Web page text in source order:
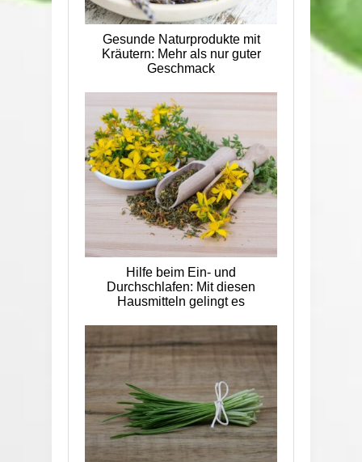
Gesunde Naturprodukte mit
Kräutern: Mehr als nur guter
Geschmack
Hilfe beim Ein- und
Durchschlafen: Mit diesen
Hausmitteln gelingt es